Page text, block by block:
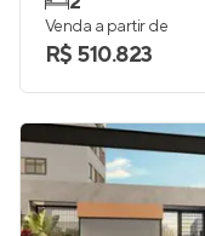
Venda a partir de
R$ 510.823